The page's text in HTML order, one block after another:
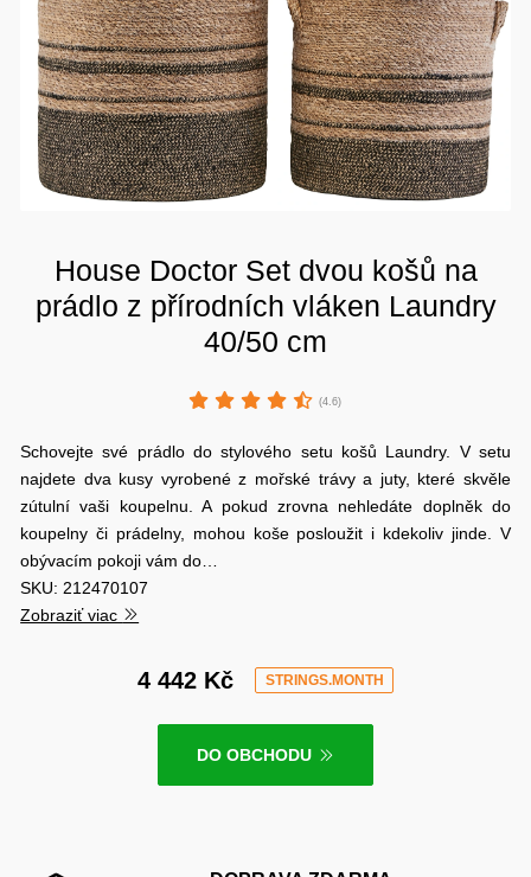
House Doctor Set dvou košů na
prádlo z přírodních vláken Laundry
40/50 cm
(4.6)
Schovejte své prádlo do stylového setu košů Laundry. V setu
najdete dva kusy vyrobené z mořské trávy a juty, které skvěle
zútulní vaši koupelnu. A pokud zrovna nehledáte doplněk do
koupelny či prádelny, mohou koše posloužit i kdekoliv jinde. V
obývacím pokoji vám do…
SKU: 212470107
Zobraziť viac
4 442 Kč STRINGS.MONTH
DO OBCHODU